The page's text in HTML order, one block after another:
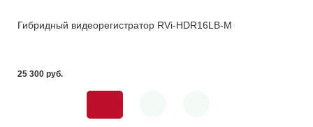
Гибридный видеорегистратор RVi-HDR16LB-M
25 300 pуб.